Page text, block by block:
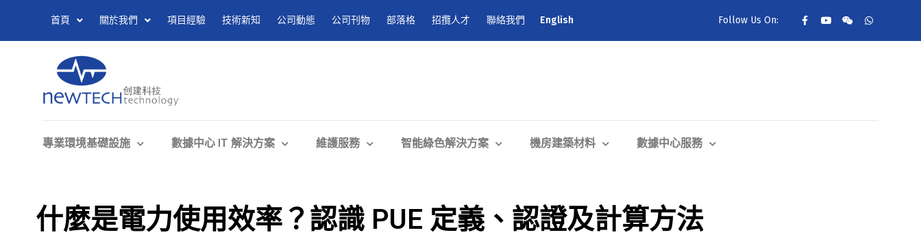
首頁 關於我們 項目經驗 技術新知 公司動態 公司刊物 部落格 招攬人才 聯絡我們 English Follow Us On:
專業環境基礎設施 數據中心 IT 解決方案 維護服務 智能綠色解決方案 機房建築材料 數據中心服務
什麼是電力使用效率？認識 PUE 定義、認證及計算方法